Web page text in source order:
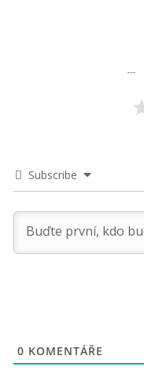
Subscribe
0 KOMENTÁŘE